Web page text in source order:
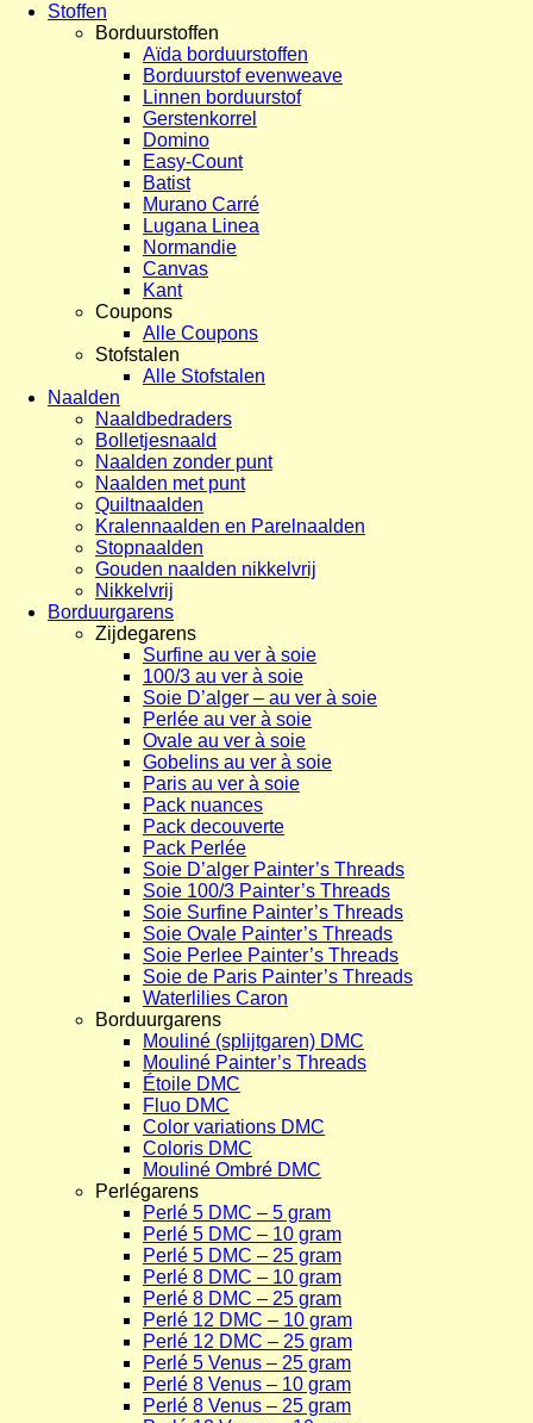
Stoffen
Borduurstoffen
Aïda borduurstoffen
Borduurstof evenweave
Linnen borduurstof
Gerstenkorrel
Domino
Easy-Count
Batist
Murano Carré
Lugana Linea
Normandie
Canvas
Kant
Coupons
Alle Coupons
Stofstalen
Alle Stofstalen
Naalden
Naaldbedraders
Bolletjesnaald
Naalden zonder punt
Naalden met punt
Quiltnaalden
Kralennaalden en Parelnaalden
Stopnaalden
Gouden naalden nikkelvrij
Nikkelvrij
Borduurgarens
Zijdegarens
Surfine au ver à soie
100/3 au ver à soie
Soie D’alger – au ver à soie
Perlée au ver à soie
Ovale au ver à soie
Gobelins au ver à soie
Paris au ver à soie
Pack nuances
Pack decouverte
Pack Perlée
Soie D’alger Painter’s Threads
Soie 100/3 Painter’s Threads
Soie Surfine Painter’s Threads
Soie Ovale Painter’s Threads
Soie Perlee Painter’s Threads
Soie de Paris Painter’s Threads
Waterlilies Caron
Borduurgarens
Mouliné (splijtgaren) DMC
Mouliné Painter’s Threads
Étoile DMC
Fluo DMC
Color variations DMC
Coloris DMC
Mouliné Ombré DMC
Perlégarens
Perlé 5 DMC – 5 gram
Perlé 5 DMC – 10 gram
Perlé 5 DMC – 25 gram
Perlé 8 DMC – 10 gram
Perlé 8 DMC – 25 gram
Perlé 12 DMC – 10 gram
Perlé 12 DMC – 25 gram
Perlé 5 Venus – 25 gram
Perlé 8 Venus – 10 gram
Perlé 8 Venus – 25 gram